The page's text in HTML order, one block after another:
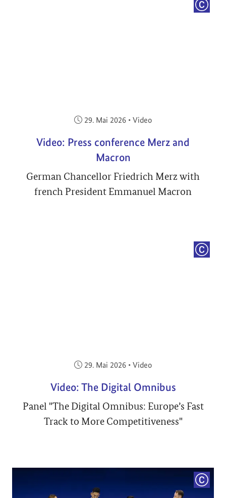
Veröffentlicht am:
29. Mai 2026 • Video
Video: Press conference Merz and
Macron
German Chancellor Friedrich Merz with
french President Emmanuel Macron
Veröffentlicht am:
29. Mai 2026 • Video
Video: The Digital Omnibus
Panel "The Digital Omnibus: Europe’s Fast
Track to More Competitiveness"